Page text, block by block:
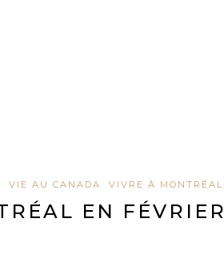
VIE AU CANADA VIVRE À MONTRÉAL
EN FÉVRIER